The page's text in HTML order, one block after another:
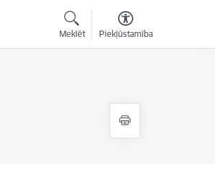
Meklēt Piekļūstamība